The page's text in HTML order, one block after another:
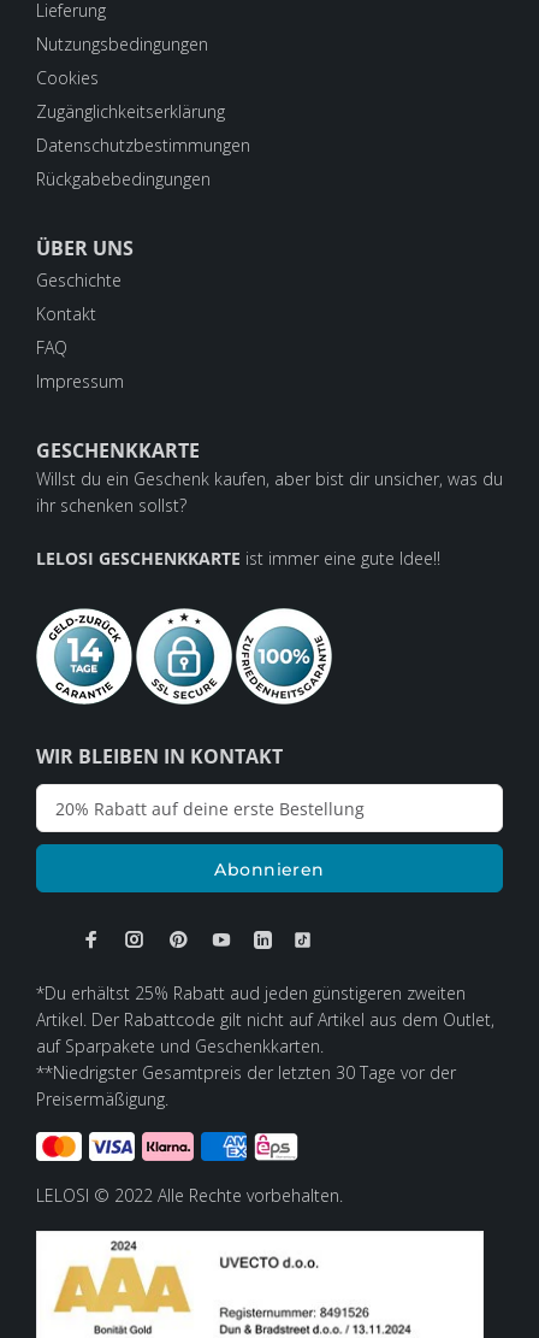
WIR BLEIBEN IN KONTAKT
Abonnieren
Lieferung
Nutzungsbedingungen
Cookies
Zugänglichkeitserklärung
Datenschutzbestimmungen
Rückgabebedingungen
ÜBER UNS
Geschichte
Kontakt
FAQ
Impressum
GESCHENKKARTE
Willst du ein Geschenk kaufen, aber bist dir unsicher, was du
ihr schenken sollst?
LELOSI GESCHENKKARTE ist immer eine gute Idee!!
*Du erhältst 25% Rabatt aud jeden günstigeren zweiten
Artikel. Der Rabattcode gilt nicht auf Artikel aus dem Outlet,
auf Sparpakete und Geschenkkarten.
**Niedrigster Gesamtpreis der letzten 30 Tage vor der
Preisermäßigung.
LELOSI © 2022 Alle Rechte vorbehalten.